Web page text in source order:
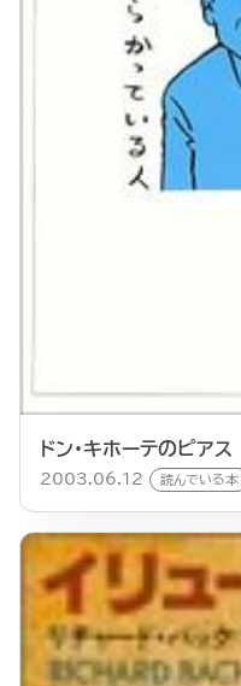
ドン・キホーテのピアス
2003.06.12 読んでいる本